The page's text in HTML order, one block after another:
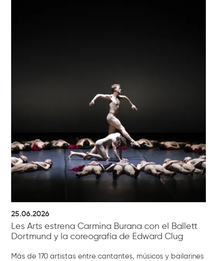
25.06.2026
Les Arts estrena Carmina Burana con el Ballett
Dortmund y la coreografía de Edward Clug
Más de 170 artistas entre cantantes, músicos y bailarines